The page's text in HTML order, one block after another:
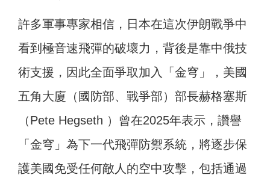
許多軍事專家相信，日本在這次伊朗戰爭中
看到極音速飛彈的破壞力，背後是靠中俄技
術支援 ， 因此全面爭取加入「金穹」， 美國
五角大廈（國防部、戰爭部）部長赫格塞斯
（Pete Hegseth ）曾在2025年表示，讚譽
「金穹」為下一代飛彈防禦系統，將逐步保
護美國免受任何敵人的空中攻擊，包括通過